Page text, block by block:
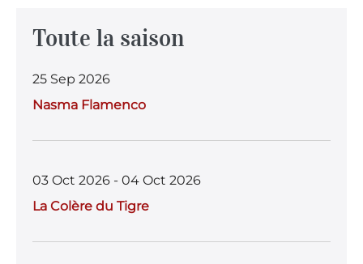
e
o
o
k
te s
p
l
Toute la saison
25 Sep 2026
Nasma Flamenco
03 Oct 2026 - 04 Oct 2026
La Colère du Tigre